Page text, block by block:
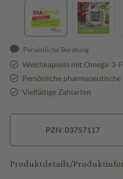
Persönliche Beratung
Weichkapseln mit Omega-3-
Persönliche
Vielfältige Zahlarten
PZN: 03757117
Produktdetails/